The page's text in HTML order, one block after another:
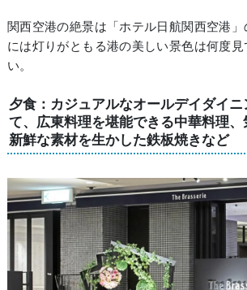
関西空港の絶景は「ホテル日航関西空港
には灯りがともる港の美しい景色は何度
い。
夕食：カジュアルなオールデイダイニ
て、広東料理を堪能できる中華料理、
新鮮な素材を生かした鉄板焼きなど